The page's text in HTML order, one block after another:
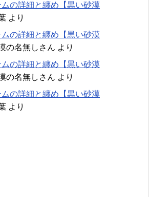
の詳細と纏め【黒い砂漠
より
の詳細と纏め【黒い砂漠
の名無しさん より
の詳細と纏め【黒い砂漠
の名無しさん より
の詳細と纏め【黒い砂漠
より